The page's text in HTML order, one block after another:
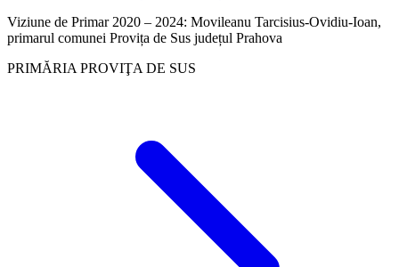
Viziune de Primar 2020 – 2024: Movileanu Tarcisius-Ovidiu-Ioan,
primarul comunei Provița de Sus județul Prahova
PRIMĂRIA PROVIŢA DE SUS